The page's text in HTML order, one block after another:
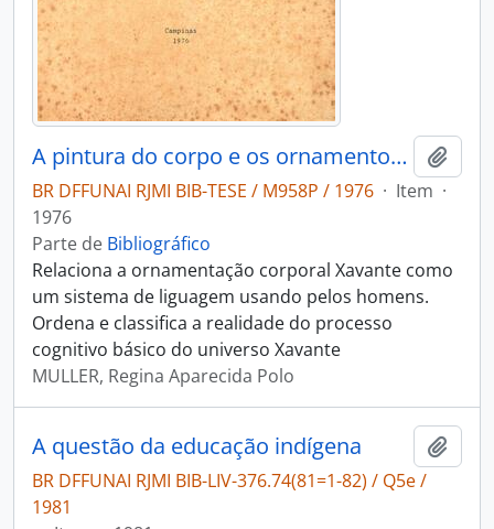
A pintura do corpo e os ornamentos xavante: arte visual e comunicação social
BR DFFUNAI RJMI BIB-TESE / M958P / 1976 · Item ·
1976
Parte de Bibliográfico
Relaciona a ornamentação corporal Xavante como
um sistema de liguagem usando pelos homens.
Ordena e classifica a realidade do processo
cognitivo básico do universo Xavante
MULLER, Regina Aparecida Polo
A questão da educação indígena
BR DFFUNAI RJMI BIB-LIV-376.74(81=1-82) / Q5e /
1981